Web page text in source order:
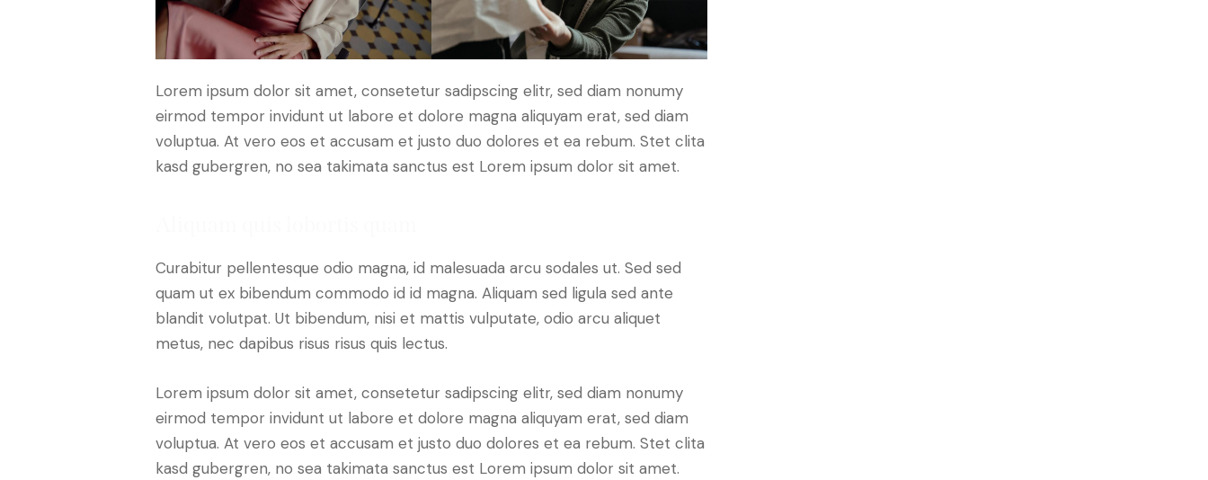
Lorem ipsum dolor sit amet, consetetur sadipscing elitr, sed diam nonumy
eirmod tempor invidunt ut labore et dolore magna aliquyam erat, sed diam
voluptua. At vero eos et accusam et justo duo dolores et ea rebum. Stet clita
kasd gubergren, no sea takimata sanctus est Lorem ipsum dolor sit amet.
Curabitur pellentesque odio magna, id malesuada arcu sodales ut. Sed sed
quam ut ex bibendum commodo id id magna. Aliquam sed ligula sed ante
blandit volutpat. Ut bibendum, nisi et mattis vulputate, odio arcu aliquet
metus, nec dapibus risus risus quis lectus.
Lorem ipsum dolor sit amet, consetetur sadipscing elitr, sed diam nonumy
eirmod tempor invidunt ut labore et dolore magna aliquyam erat, sed diam
voluptua. At vero eos et accusam et justo duo dolores et ea rebum. Stet clita
kasd gubergren, no sea takimata sanctus est Lorem ipsum dolor sit amet.